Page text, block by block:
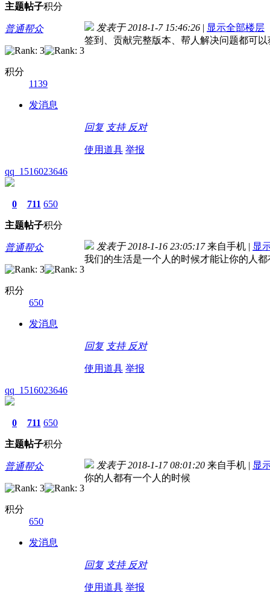
主题帖子积分
普通帮众
积分
1139
发消息
发表于 2018-1-7 15:46:26 | 显示全部楼层
签到、贡献完整版本、帮人解决问题都可以
回复 支持 反对
使用道具 举报
qq_1516023646
0
主题
711
帖子
650
积分
普通帮众
积分
650
发消息
发表于 2018-1-16 23:05:17 来自手机 | 显
我们的生活是一个人的时候才能让你的人都
回复 支持 反对
使用道具 举报
qq_1516023646
0
主题
711
帖子
650
积分
普通帮众
积分
650
发消息
发表于 2018-1-17 08:01:20 来自手机 | 显
你的人都有一个人的时候
回复 支持 反对
使用道具 举报